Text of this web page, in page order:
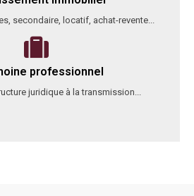
secondaire, locatif, achat-revente...
professionnel
juridique à la transmission...